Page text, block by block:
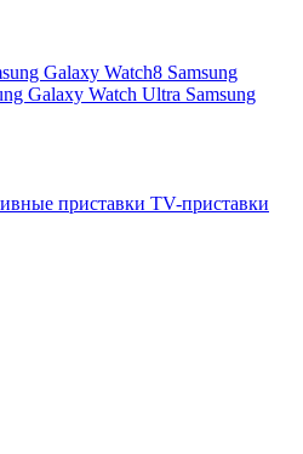
Galaxy Watch8 Samsung
Galaxy Watch Ultra Samsung
приставки TV-приставки